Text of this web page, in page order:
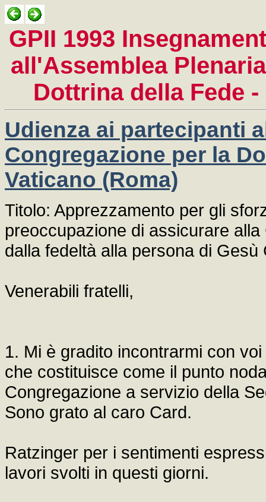
GPII 1993
all'Assemblea
Dottrina della Fede
Udienza ai partecipanti
Congregazione per la
Vaticano (Roma)
Titolo: Apprezzamento per gli
preoccupazione di assicurare
dalla fedeltà alla persona di Gesù
Venerabili fratelli,
1. Mi è gradito incontrarmi con
che costituisce come il punto
Congregazione a servizio della
Sono grato al caro Card.
Ratzinger per i sentimenti
lavori svolti in questi giorni.